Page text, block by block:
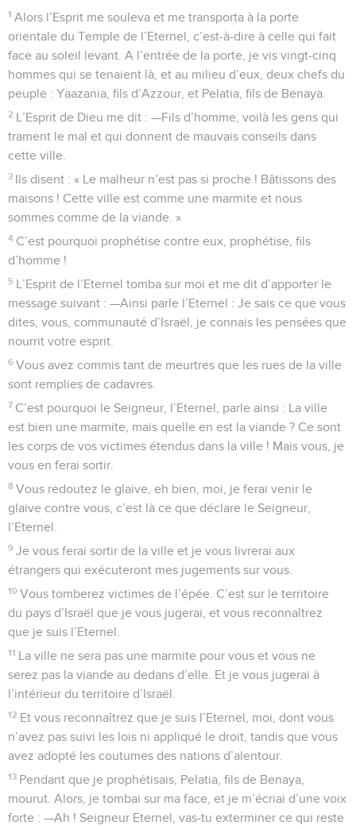
1 Alors l’Esprit me souleva et me transporta à la porte
orientale du Temple de l’Eternel, c’est-à-dire à celle qui fait
face au soleil levant. A l’entrée de la porte, je vis vingt-cinq
hommes qui se tenaient là, et au milieu d’eux, deux chefs du
peuple : Yaazania, fils d’Azzour, et Pelatia, fils de Benaya.
2 L’Esprit de Dieu me dit : —Fils d’homme, voilà les gens qui
trament le mal et qui donnent de mauvais conseils dans
cette ville.
3 Ils disent : « Le malheur n’est pas si proche ! Bâtissons des
maisons ! Cette ville est comme une marmite et nous
sommes comme de la viande. »
4 C’est pourquoi prophétise contre eux, prophétise, fils
d’homme !
5 L’Esprit de l’Eternel tomba sur moi et me dit d’apporter le
message suivant : —Ainsi parle l’Eternel : Je sais ce que vous
dites, vous, communauté d’Israël, je connais les pensées que
nourrit votre esprit.
6 Vous avez commis tant de meurtres que les rues de la ville
sont remplies de cadavres.
7 C’est pourquoi le Seigneur, l’Eternel, parle ainsi : La ville
est bien une marmite, mais quelle en est la viande ? Ce sont
les corps de vos victimes étendus dans la ville ! Mais vous, je
vous en ferai sortir.
8 Vous redoutez le glaive, eh bien, moi, je ferai venir le
glaive contre vous, c’est là ce que déclare le Seigneur,
l’Eternel.
9 Je vous ferai sortir de la ville et je vous livrerai aux
étrangers qui exécuteront mes jugements sur vous.
10 Vous tomberez victimes de l’épée. C’est sur le territoire
du pays d’Israël que je vous jugerai, et vous reconnaîtrez
que je suis l’Eternel.
11 La ville ne sera pas une marmite pour vous et vous ne
serez pas la viande au dedans d’elle. Et je vous jugerai à
l’intérieur du territoire d’Israël.
12 Et vous reconnaîtrez que je suis l’Eternel, moi, dont vous
n’avez pas suivi les lois ni appliqué le droit, tandis que vous
avez adopté les coutumes des nations d’alentour.
13 Pendant que je prophétisais, Pelatia, fils de Benaya,
mourut. Alors, je tombai sur ma face, et je m’écriai d’une voix
forte : —Ah ! Seigneur Eternel, vas-tu exterminer ce qui reste